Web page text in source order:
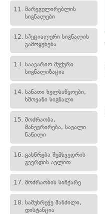
11. მარეგულირებლის
სიგნალები
12. სპეციალური სიგნალის
გამოყენება
13. საავარიო შუქური
სიგნალიზაცია
14. სანათი ხელსაწყოები,
ხმოვანი სიგნალი
15. მოძრაობა,
მანევრირება, სავალი
ნაწილი
16. გასწრება შემხვედრის
გვერდის ავლით
17. მოძრაობის სიჩქარე
18. სამუხრუჭე მანძილი,
დისტანცია